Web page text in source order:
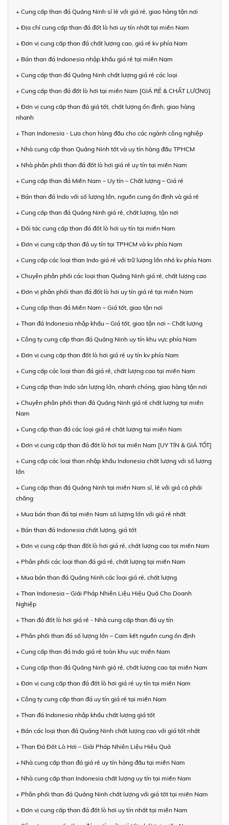
+ Cung cấp than đá Quảng Ninh sỉ lẻ với giá rẻ, giao hàng tận nơi
+ Địa chỉ cung cấp than đá đốt lò hơi uy tín nhất tại miền Nam
+ Đơn vị cung cấp than đá chất lượng cao, giá rẻ kv phía Nam
+ Bán than đá Indonesia nhập khẩu giá rẻ tại miền Nam
+ Cung cấp than đá Quảng Ninh chất lượng giá rẻ các loại
+ Cung cấp than đá đốt lò hơi tại miền Nam [GIÁ RẺ & CHẤT LƯỢNG]
+ Đơn vị cung cấp than đá giá tốt, chất lượng ổn định, giao hàng
nhanh
+ Than Indonesia - Lựa chọn hàng đầu cho các ngành công nghiệp
+ Nhà cung cấp than Quảng Ninh tốt và uy tín hàng đầu TPHCM
+ Nhà phân phối than đá đốt lò hơi giá rẻ uy tín tại miền Nam
+ Cung cấp than đá Miền Nam – Uy tín – Chất lượng – Giá rẻ
+ Bán than đá Indo với số lượng lớn, nguồn cung ổn định và giá rẻ
+ Cung cấp than đá Quảng Ninh giá rẻ, chất lượng, tận nơi
+ Đối tác cung cấp than đá đốt lò hơi uy tín tại miền Nam
+ Đơn vị cung cấp than đá uy tín tại TPHCM và kv phía Nam
+ Cung cấp các loại than Indo giá rẻ với trữ lượng lớn nhỏ kv phía Nam
+ Chuyên phân phối các loại than Quảng Ninh giá rẻ, chất lượng cao
+ Đơn vị phân phối than đá đốt lò hơi uy tín giá rẻ tại miền Nam
+ Cung cấp than đá Miền Nam – Giá tốt, giao tận nơi
+ Than đá Indonesia nhập khẩu – Giá tốt, giao tận nơi – Chất lượng
+ Công ty cung cấp than đá Quảng Ninh uy tín khu vực phía Nam
+ Đơn vị cung cấp than đốt lò hơi giá rẻ uy tín kv phía Nam
+ Cung cấp các loại than đá giá rẻ, chất lượng cao tại miền Nam
+ Cung cấp than Indo sản lượng lớn, nhanh chóng, giao hàng tận nơi
+ Chuyên phân phối than đá Quảng Ninh giá rẻ chất lượng tại miền
Nam
+ Cung cấp than đá các loại giá rẻ chất lượng tại miền Nam
+ Đơn vị cung cấp than đá đốt lò hơi tại miền Nam [UY TÍN & GIÁ TỐT]
+ Cung cấp các loại than nhập khẩu Indonesia chất lượng với số lượng
lớn
+ Cung cấp than đá Quảng Ninh tại miền Nam sỉ, lẻ với giá cả phải
chăng
+ Mua bán than đá tại miền Nam số lượng lớn với giá rẻ nhất
+ Bán than đá Indonesia chất lượng, giá tốt
+ Đơn vị cung cấp than đốt lò hơi giá rẻ, chất lượng cao tại miền Nam
+ Phân phối các loại than đá giá rẻ, chất lượng tại miền Nam
+ Mua bán than đá Quảng Ninh các loại giá rẻ, chất lượng
+ Than Indonesia – Giải Pháp Nhiên Liệu Hiệu Quả Cho Doanh
Nghiệp
+ Than đá đốt lò hơi giá rẻ - Nhà cung cấp than đá uy tín
+ Phân phối than đá số lượng lớn – Cam kết nguồn cung ổn định
+ Cung cấp than đá Indo giá rẻ toàn khu vực miền Nam
+ Cung cấp than đá Quảng Ninh giá rẻ, chất lượng cao tại miền Nam
+ Đơn vị cung cấp than đá đốt lò hơi giá rẻ uy tín tại miền Nam
+ Công ty cung cấp than đá uy tín giá rẻ tại miền Nam
+ Than đá Indonesia nhập khẩu chất lượng giá tốt
+ Bán các loại than đá Quảng Ninh chất lượng cao với giá tốt nhất
+ Than Đá Đốt Lò Hơi – Giải Pháp Nhiên Liệu Hiệu Quả
+ Nhà cung cấp than đá giá rẻ uy tín hàng đầu tại miền Nam
+ Nhà cung cấp than Indonesia chất lượng uy tín tại miền Nam
+ Phân phối than đá Quảng Ninh chất lượng với giá tốt tại miền Nam
+ Đơn vị cung cấp than đá đốt lò hơi uy tín nhất tại miền Nam